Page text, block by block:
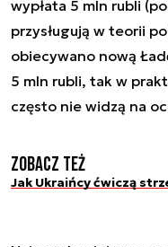
wypłata 5 mln rubli
przysługują w teorii
obiecywano nową
5 mln rubli, tak w
często nie widzą na
Zobacz też
Jak Ukraińcy ćwiczą